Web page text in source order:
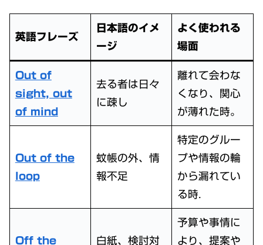
英語フレーズ
日本語のイメ
ージ
よく使われる
場面
Out of
sight, out
of mind
去る者は日々
に疎し
離れて会わな
くなり、関心
が薄れた時。
Out of the
loop
蚊帳の外、情
報不足
特定のグルー
プや情報の輪
から漏れてい
る時.
Off the 白紙、検討対
予算や事情に
より、提案や